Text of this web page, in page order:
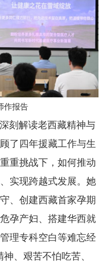
作报告
刻解读老西藏精神与
了四年援藏工作与生
重挑战下，如何推动
实现跨越式发展。她
、创建西藏首家孕期
孕产妇、搭建华西就
理专科空白等难忘经
、艰苦不怕吃苦、